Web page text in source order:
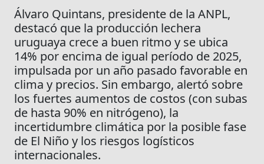
Álvaro Quintans, presidente de la ANPL,
destacó que la producción lechera
uruguaya crece a buen ritmo y se ubica
14% por encima de igual período de 2025,
impulsada por un año pasado favorable en
clima y precios. Sin embargo, alertó sobre
los fuertes aumentos de costos (con subas
de hasta 90% en nitrógeno), la
incertidumbre climática por la posible fase
de El Niño y los riesgos logísticos
internacionales.